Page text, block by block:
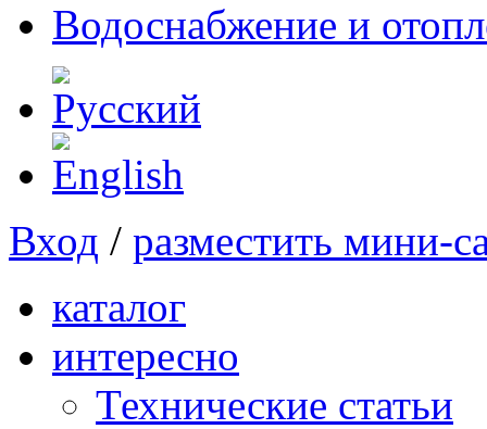
Водоснабжение и
Вход / разместить мини-
каталог
интересно
Технические статьи